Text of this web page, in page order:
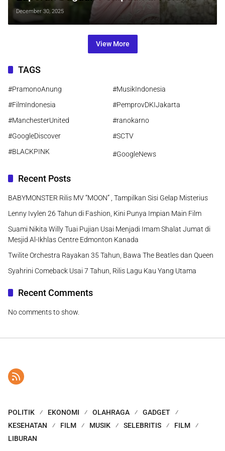
Metro Jaya
December 30, 2025
View More
TAGS
#PramonoAnung
#MusikIndonesia
#FilmIndonesia
#PemprovDKIJakarta
#ManchesterUnited
#ranokarno
#GoogleDiscover
#SCTV
#BLACKPINK
#GoogleNews
Recent Posts
BABYMONSTER Rilis MV “MOON” , Tampilkan Sisi Gelap Misterius
Lenny Ivylen 26 Tahun di Fashion, Kini Punya Impian Main Film
Suami Nikita Willy Tuai Pujian Usai Menjadi Imam Shalat Jumat di
Mesjid Al-Ikhlas Centre Edmonton Kanada
Twilite Orchestra Rayakan 35 Tahun, Bawa The Beatles dan Queen
Syahrini Comeback Usai 7 Tahun, Rilis Lagu Kau Yang Utama
Recent Comments
No comments to show.
POLITIK EKONOMI OLAHRAGA
GADGET
KESEHATAN
FILM MUSIK SELEBRITIS
FILM
LIBURAN